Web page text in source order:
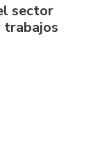
sector
trabajos